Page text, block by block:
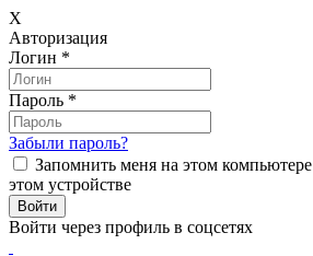
X
Авторизация
Логин *
Пароль *
Забыли пароль?
Запомнить меня на этом компьютере
этом устройстве
Войти через профиль в соцсетях